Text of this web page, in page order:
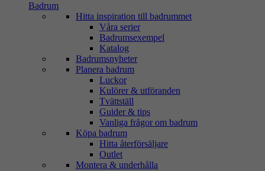
Badrum
Hitta inspiration till badrummet
Våra serier
Badrumsexempel
Katalog
Badrumsnyheter
Planera badrum
Luckor
Kulörer & utföranden
Tvättställ
Guider & tips
Vanliga frågor om badrum
Köpa badrum
Hitta återförsäljare
Outlet
Montera & underhålla